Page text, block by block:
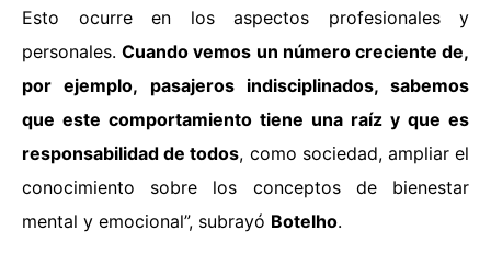
Esto ocurre en los aspectos profesionales y
personales.Cuando vemos un número creciente de,
por ejemplo, pasajeros indisciplinados, sabemos
que este comportamiento tiene una raíz y que es
responsabilidad de todos, como sociedad, ampliar el
conocimiento sobre los conceptos de bienestar
mental y emocional”, subrayó Botelho.